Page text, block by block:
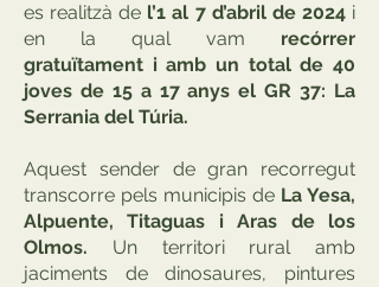
es realitzà de l’1 al 7 d’abril de 2024i
en la qual vam recórrer
gratuïtament i amb un total de 40
joves de 15 a 17 anys el GR 37: La
Serrania del Túria.
Aquest sender de gran recorregut
transcorre pels municipis de La Yesa,
Alpuente, Titaguas i Aras de los
Olmos. Un territori rural amb
jaciments de dinosaures, pintures